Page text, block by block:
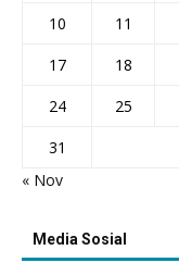
10
11
17
18
24
25
31
« Nov
Media Sosial